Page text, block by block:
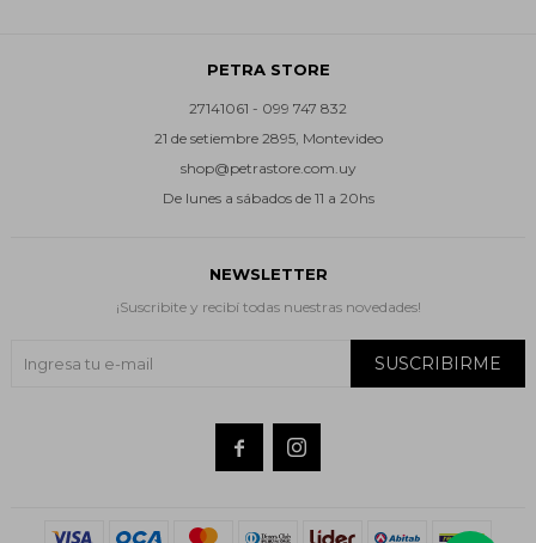
PETRA STORE
27141061 - 099 747 832
21 de setiembre 2895, Montevideo
shop@petrastore.com.uy
De lunes a sábados de 11 a 20hs
NEWSLETTER
¡Suscribite y recibí todas nuestras novedades!
SUSCRIBIRME
 